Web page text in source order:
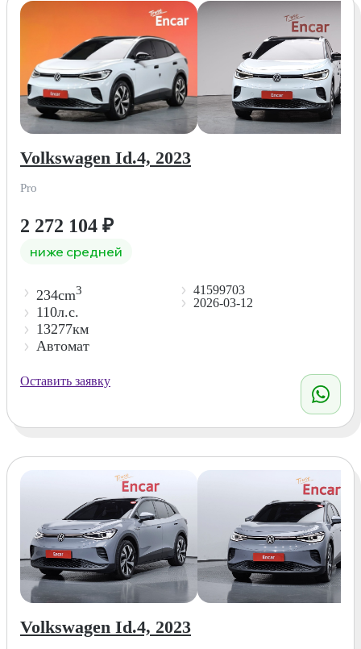
Volkswagen Id.4, 2023
Pro
2 272 104 ₽
ниже средней
234cm3
110л.с.
13277км
Автомат
41599703
2026-03-12
Оставить заявку
Volkswagen Id.4, 2023